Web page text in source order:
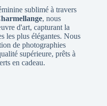
sublimé à travers
, nous
d'art, capturant la
les plus élégantes. Nous
de photographies
supérieure, prêts à
en cadeau.